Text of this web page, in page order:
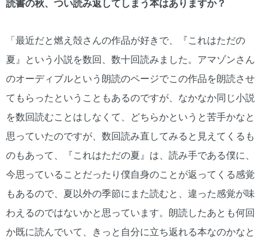
読書の秋、つい読み返してしまう本はありますか？
「最近だと燃え殻さんの作品が好きで、『これはただの
夏』という小説を数回、数十回読みました。アマゾンさん
のオーディブルという朗読のページでこの作品を朗読させ
てもらったということもあるのですが、なかなか同じ小説
を数回読むことはしなくて、どちらかというと苦手かなと
思っていたのですが、数回読み直してみると見えてくるも
のもあって、『これはただの夏』は、読み手である僕に、
今思っていることだったり僕自身のことが返ってくる感覚
もあるので、夏以外の季節にまた読むと、違った感覚が味
わえるのではないかと思っています。朗読したあとも何回
か既に読んでいて、きっと自分に立ち返れる本なのかなと